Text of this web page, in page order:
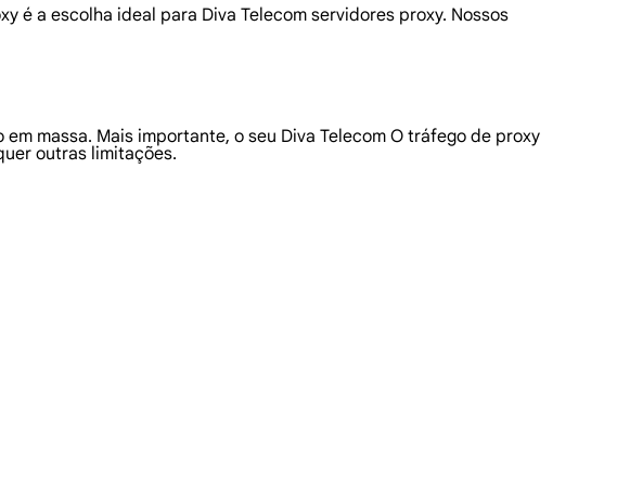
é a escolha ideal para Diva Telecom servidores proxy. Nossos
massa. Mais importante, o seu Diva Telecom O tráfego de proxy
outras limitações.